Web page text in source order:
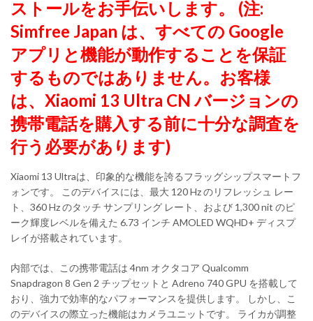
ストールをお手伝いします。 (注:
Simfree Japan は、すべての Google
アプリと機能が動作することを保証
するものではありません。お客様
は、Xiaomi 13 Ultra CN バージョンの
携帯電話を購入する前に十分な調査を
行う必要があります)
Xiaomi 13 Ultraは、印象的な機能を誇るフラッグシップスマートフ
ォンです。 このデバイスには、最大 120 Hz のリフレッシュ レー
ト、360 Hz のタッチ サンプリング レート、および 1,300 nit のピ
ーク輝度レベルを備えた 6.73 インチ AMOLED WQHD+ ディスプ
レイが搭載されています。
内部では、この携帯電話は 4nm オクタコア Qualcomm
Snapdragon 8 Gen 2 チップセットと Adreno 740 GPU を搭載して
おり、強力で効率的なパフォーマンスを提供します。 しかし、こ
のデバイスの際立った機能はカメラユニットです。 ライカが調整